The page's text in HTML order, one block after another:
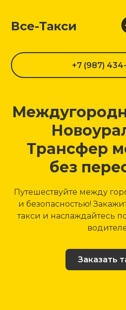
Все-Такси
+7 (987)
Трансфер
без
Путешествуйте между
и безопасностью!
такси и наслаждайтесь
Заказать